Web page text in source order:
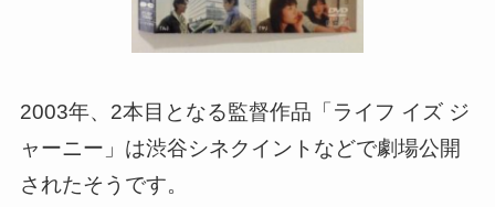
2003年、2本目となる監督作品「ライフ イズ ジ
ャーニー」は渋谷シネクイントなどで劇場公開
されたそうです。